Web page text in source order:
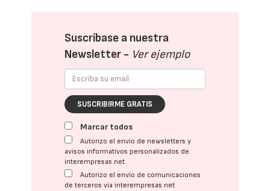
Suscríbase a nuestra
Newsletter - Ver ejemplo
SUSCRIBIRME GRATIS
Marcar todos
Autorizo el envío de newsletters y
avisos informativos personalizados de
interempresas.net
Autorizo el envío de comunicaciones
de terceros vía interempresas.net